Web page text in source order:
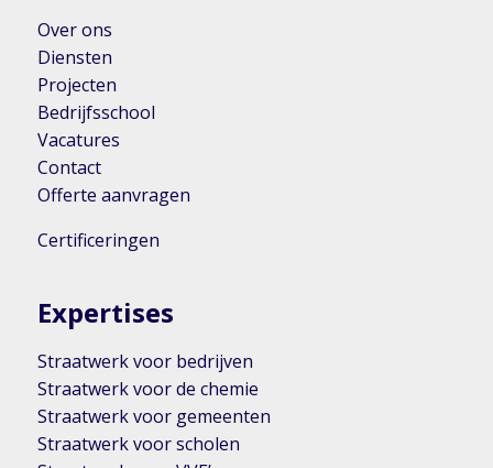
Over ons
Diensten
Projecten
Bedrijfsschool
Vacatures
Contact
Offerte aanvragen
Certificeringen
Expertises
Straatwerk voor bedrijven
Straatwerk voor de chemie
Straatwerk voor gemeenten
Straatwerk voor scholen